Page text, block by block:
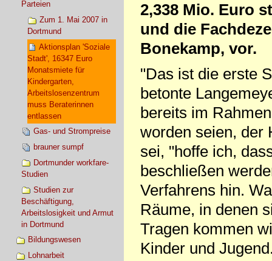
Parteien
Zum 1. Mai 2007 in
Dortmund
Aktionsplan 'Soziale
Stadt', 16347 Euro
Monatsmiete für
Kindergarten,
Arbeitslosenzentrum
muss Beraterinnen
entlassen
Gas- und Strompreise
brauner sumpf
Dortmunder workfare-
Studien
Studien zur
Beschäftigung,
Arbeitslosigkeit und Armut
in Dortmund
Bildungswesen
Lohnarbeit
2,338 Mio. Euro
und die
Bonekamp, vor.
"Das ist die erste
betonte
bereits im
worden seien, der
sei, "hoffe ich,
beschließen
Verfahrens hin.
Räume, in denen
Tragen kommen
Kinder und